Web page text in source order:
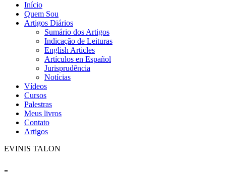
Início
Quem Sou
Artigos Diários
Sumário dos Artigos
Indicação de Leituras
English Articles
Artículos en Español
Jurisprudência
Notícias
Vídeos
Cursos
Palestras
Meus livros
Contato
Artigos
EVINIS TALON
-